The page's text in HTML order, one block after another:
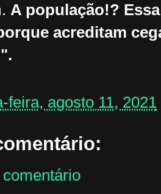
A população!?
acreditam
feira, agosto 11, 2021